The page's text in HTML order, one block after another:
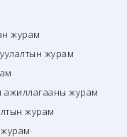
журам
журам
журам
журам